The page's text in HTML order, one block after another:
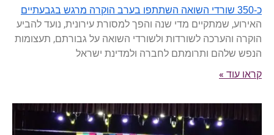
כ-350 שורדי השואה השתתפו בערב הוקרה מרגש בגבעתיים
האירוע, שמתקיים מדי שנה והפך למסורת עירונית, נועד להביע
הוקרה והערכה לשורדות ולשורדי השואה על גבורתם, תעצומות
הנפש שלהם ותרומתם לחברה ולמדינת ישראל
קראו עוד »